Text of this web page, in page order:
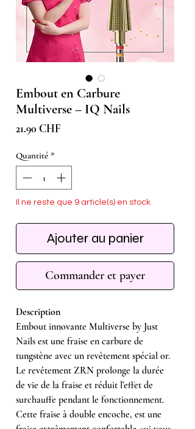
Embout en Carbure
Multiverse – IQ Nails
21.90 CHFPrix
Quantité *
Il ne reste que 9 article(s) en stock
Ajouter au panier
Commander et payer
Description
Embout innovante Multiverse by Just
Nails est une fraise en carbure de
tungstène avec un revêtement spécial or.
Le revêtement ZRN prolonge la durée
de vie de la fraise et réduit l’effet de
surchauffe pendant le fonctionnement.
Cette fraise à double encoche, est une